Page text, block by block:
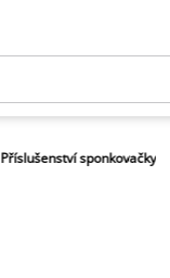
Příslušenství sponkovačky